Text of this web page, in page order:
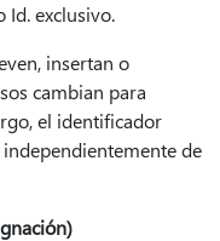
Id. exclusivo.
insertan o
cambian para
el identificador
de